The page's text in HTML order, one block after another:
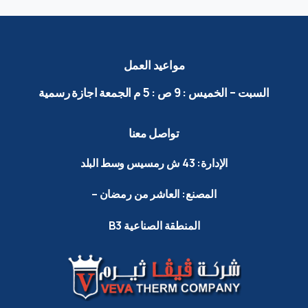
مواعيد العمل
السبت – الخميس :
9 ص :
5م الجمعةاجازةرسمية
تواصلمعنا
الإدارة: 43 شرمسيسوسطالبلد
المصنع: العاشر منرمضان –
المنطقةالصناعية B3